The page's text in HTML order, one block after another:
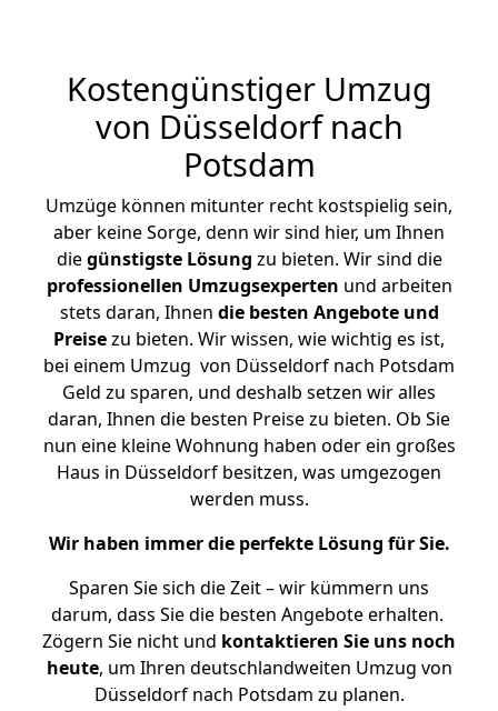
Kostengünstiger Umzug
von Düsseldorf nach
Potsdam
Umzüge können mitunter recht kostspielig sein,
aber keine Sorge, denn wir sind hier, um Ihnen
diegünstigste Lösung zu bieten. Wir sind die
professionellen Umzugsexperten und arbeiten
stets daran, Ihnen die besten Angebote und
Preisezu bieten. Wir wissen, wie wichtig es ist,
bei einem Umzug von Düsseldorf nach Potsdam
Geld zu sparen, und deshalb setzen wir alles
daran, Ihnen die besten Preise zu bieten. Ob Sie
nun eine kleine Wohnung haben oder ein großes
Haus in Düsseldorf besitzen, was umgezogen
werden muss.
Wir haben immer die perfekte Lösung für Sie.
Sparen Sie sich die Zeit – wir kümmern uns
darum, dass Sie die besten Angebote erhalten.
Zögern Sie nicht und kontaktieren Sie uns noch
heute, um Ihren deutschlandweiten Umzug von
Düsseldorf nach Potsdam zu planen.